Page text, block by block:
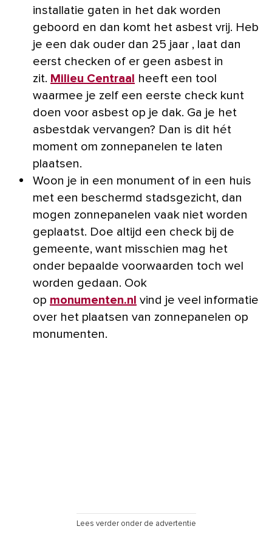
installatie gaten in het dak worden
geboord en dan komt het asbest vrij. Heb
je een dak ouder dan 25 jaar , laat dan
eerst checken of er geen asbest in
zit. Milieu Centraal heeft een tool
waarmee je zelf een eerste check kunt
doen voor asbest op je dak. Ga je het
asbestdak vervangen? Dan is dit hét
moment om zonnepanelen te laten
plaatsen.
Woon je in een monument of in een huis
met een beschermd stadsgezicht, dan
mogen zonnepanelen vaak niet worden
geplaatst. Doe altijd een check bij de
gemeente, want misschien mag het
onder bepaalde voorwaarden toch wel
worden gedaan. Ook
op monumenten.nl vind je veel informatie
over het plaatsen van zonnepanelen op
monumenten.
Lees verder onder de advertentie